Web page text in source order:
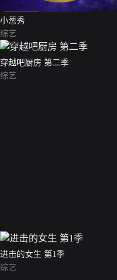
小葱秀
综艺
穿越吧厨房 第二季
综艺
进击的女生 第1季
综艺